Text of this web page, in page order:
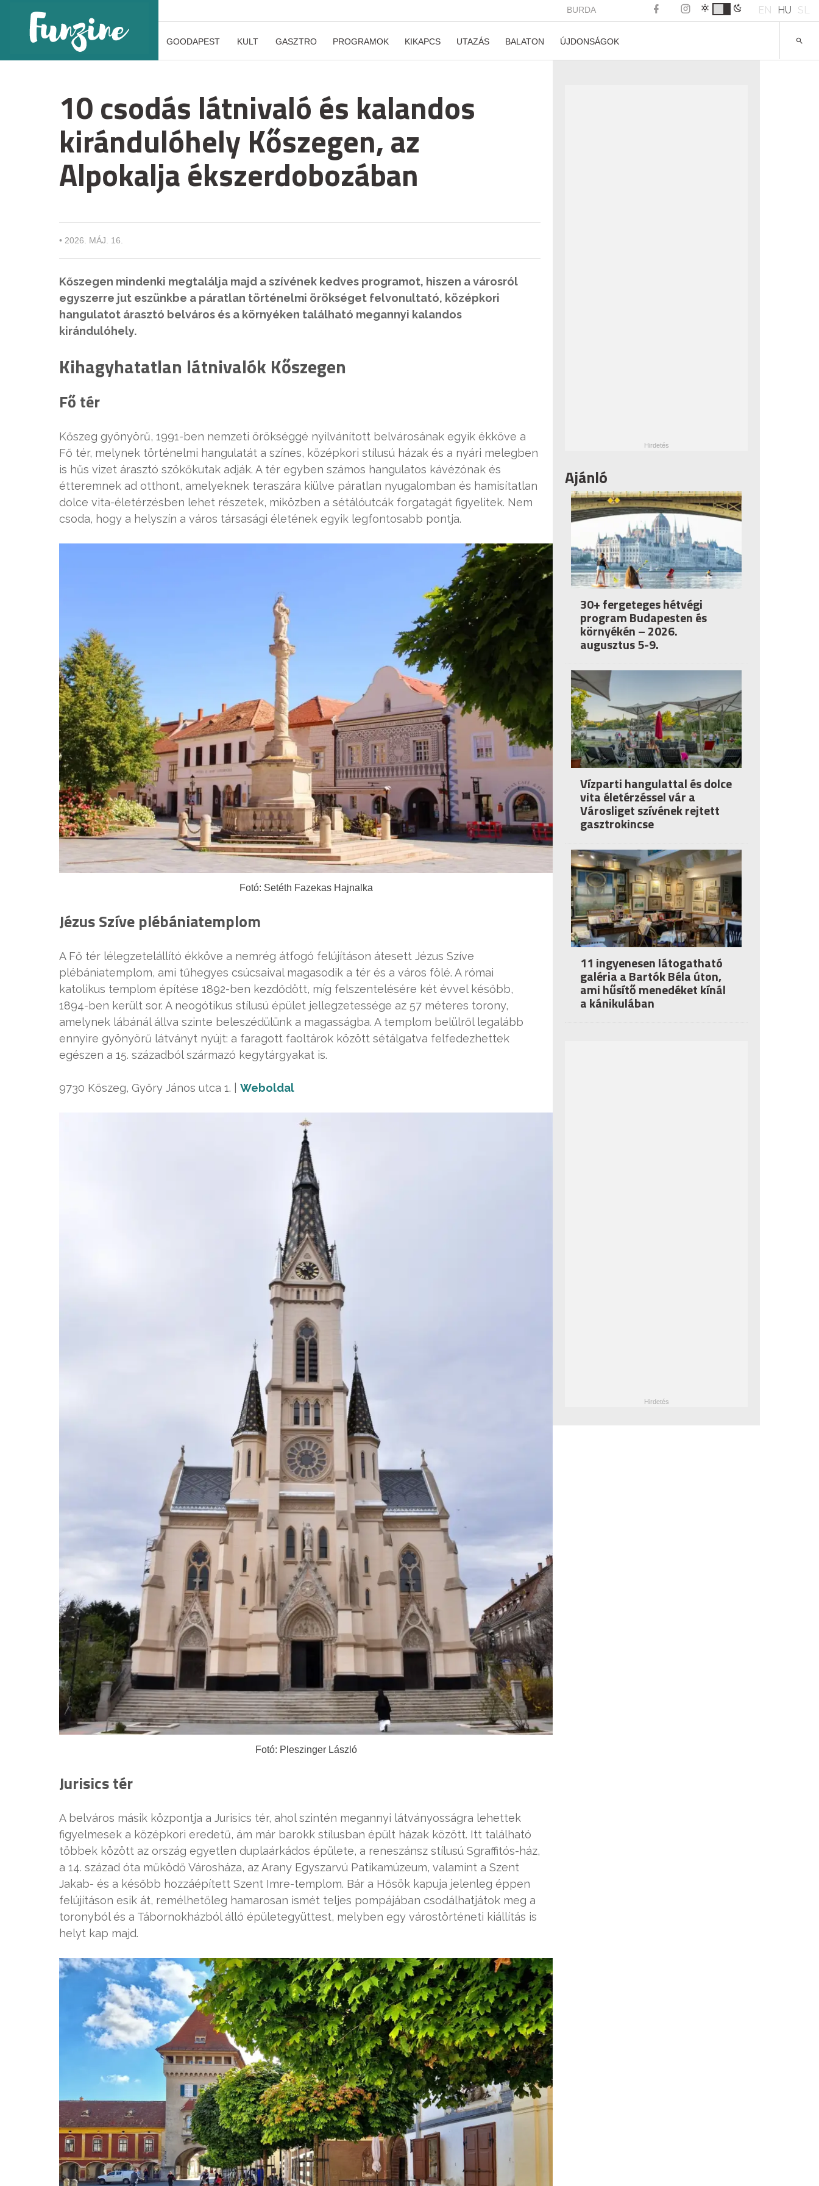
BURDA EN HU SL
GOODAPEST KULT GASZTRO PROGRAMOK KIKAPCS UTAZÁS BALATON ÚJDONSÁGOK
10 csodás látnivaló és kalandos
kirándulóhely Kőszegen, az
Alpokalja ékszerdobozában
• 2026. MÁJ. 16.
Kőszegen mindenki megtalálja majd a szívének kedves programot, hiszen a városról
egyszerre jut eszünkbe a páratlan történelmi örökséget felvonultató, középkori
hangulatot árasztó belváros és a környéken található megannyi kalandos
kirándulóhely.
Kihagyhatatlan látnivalók Kőszegen
Fő tér
Kőszeg gyönyörű, 1991-ben nemzeti örökséggé nyilvánított belvárosának egyik ékköve a
Fő tér, melynek történelmi hangulatát a színes, középkori stílusú házak és a nyári melegben
is hűs vizet árasztó szökőkutak adják. A tér egyben számos hangulatos kávézónak és
étteremnek ad otthont, amelyeknek teraszára kiülve páratlan nyugalomban és hamisítatlan
dolce vita-életérzésben lehet részetek, miközben a sétálóutcák forgatagát figyelitek. Nem
csoda, hogy a helyszín a város társasági életének egyik legfontosabb pontja.
Fotó: Setéth Fazekas Hajnalka
Jézus Szíve plébániatemplom
A Fő tér lélegzetelállító ékköve a nemrég átfogó felújításon átesett Jézus Szíve
plébániatemplom, ami tűhegyes csúcsaival magasodik a tér és a város fölé. A római
katolikus templom építése 1892-ben kezdődött, míg felszentelésére két évvel később,
1894-ben került sor. A neogótikus stílusú épület jellegzetessége az 57 méteres torony,
amelynek lábánál állva szinte beleszédülünk a magasságba. A templom belülről legalább
ennyire gyönyörű látványt nyújt: a faragott faoltárok között sétálgatva felfedezhettek
egészen a 15. századból származó kegytárgyakat is.
9730 Kőszeg, Győry János utca 1. | Weboldal
Fotó: Pleszinger László
Jurisics tér
A belváros másik központja a Jurisics tér, ahol szintén megannyi látványosságra lehettek
figyelmesek a középkori eredetű, ám már barokk stílusban épült házak között. Itt található
többek között az ország egyetlen duplaárkádos épülete, a reneszánsz stílusú Sgraffitós-ház,
a 14. század óta működő Városháza, az Arany Egyszarvú Patikamúzeum, valamint a Szent
Jakab- és a később hozzáépített Szent Imre-templom. Bár a Hősök kapuja jelenleg éppen
felújításon esik át, remélhetőleg hamarosan ismét teljes pompájában csodálhatjátok meg a
toronyból és a Tábornokházból álló épületegyüttest, melyben egy várostörténeti kiállítás is
helyt kap majd.
Ajánló
30+ fergeteges hétvégi
program Budapesten és
környékén – 2026.
augusztus 5-9.
Vízparti hangulattal és dolce
vita életérzéssel vár a
Városliget szívének rejtett
gasztrokincse
11 ingyenesen látogatható
galéria a Bartók Béla úton,
ami hűsítő menedéket kínál
a kánikulában